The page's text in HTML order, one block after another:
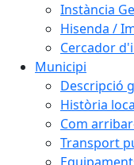
Instància
Hisenda /
Cercador
Municipi
Descripció
Història
Com
Transport